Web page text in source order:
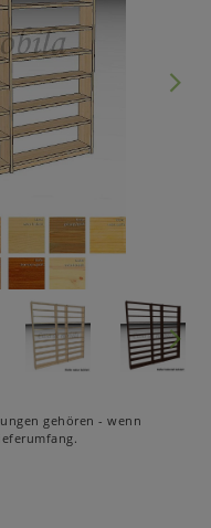
gehören - wenn